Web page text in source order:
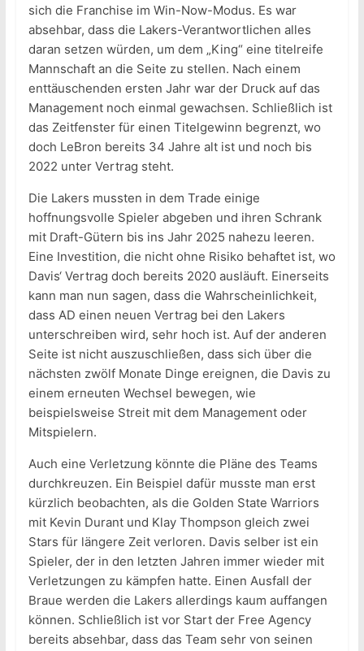
sich die Franchise im Win-Now-Modus. Es war
absehbar, dass die Lakers-Verantwortlichen alles
daran setzen würden, um dem „King“ eine titelreife
Mannschaft an die Seite zu stellen. Nach einem
enttäuschenden ersten Jahr war der Druck auf das
Management noch einmal gewachsen. Schließlich ist
das Zeitfenster für einen Titelgewinn begrenzt, wo
doch LeBron bereits 34 Jahre alt ist und noch bis
2022 unter Vertrag steht.
Die Lakers mussten in dem Trade einige
hoffnungsvolle Spieler abgeben und ihren Schrank
mit Draft-Gütern bis ins Jahr 2025 nahezu leeren.
Eine Investition, die nicht ohne Risiko behaftet ist, wo
Davis‘ Vertrag doch bereits 2020 ausläuft. Einerseits
kann man nun sagen, dass die Wahrscheinlichkeit,
dass AD einen neuen Vertrag bei den Lakers
unterschreiben wird, sehr hoch ist. Auf der anderen
Seite ist nicht auszuschließen, dass sich über die
nächsten zwölf Monate Dinge ereignen, die Davis zu
einem erneuten Wechsel bewegen, wie
beispielsweise Streit mit dem Management oder
Mitspielern.
Auch eine Verletzung könnte die Pläne des Teams
durchkreuzen. Ein Beispiel dafür musste man erst
kürzlich beobachten, als die Golden State Warriors
mit Kevin Durant und Klay Thompson gleich zwei
Stars für längere Zeit verloren. Davis selber ist ein
Spieler, der in den letzten Jahren immer wieder mit
Verletzungen zu kämpfen hatte. Einen Ausfall der
Braue werden die Lakers allerdings kaum auffangen
können. Schließlich ist vor Start der Free Agency
bereits absehbar, dass das Team sehr von seinen